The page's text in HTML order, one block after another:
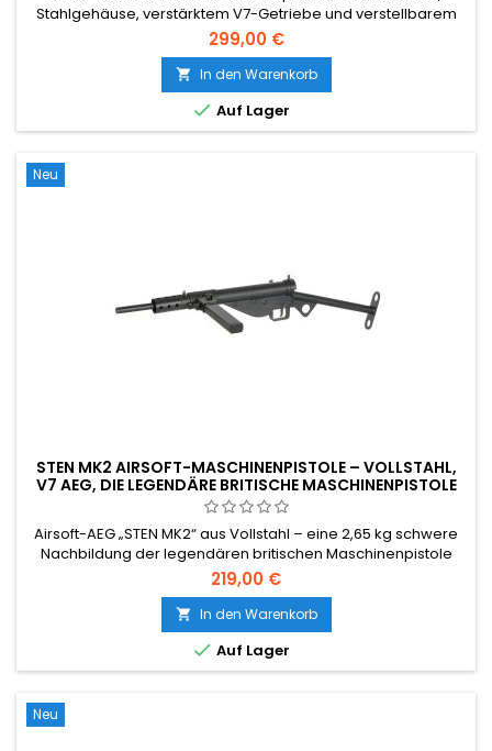
Stahlgehäuse, verstärktem V7-Getriebe und verstellbarem
Hop-Up. Perfekt für WWII-Loadouts und Sammler.
299,00 €
 In den Warenkorb
 Auf Lager
Neu
STEN MK2 AIRSOFT-MASCHINENPISTOLE – VOLLSTAHL,
V7 AEG, DIE LEGENDÄRE BRITISCHE MASCHINENPISTOLE
AUS DEM ZWEITEN WELTKRIEG
Airsoft-AEG „STEN MK2“ aus Vollstahl – eine 2,65 kg schwere
Nachbildung der legendären britischen Maschinenpistole
aus dem Zweiten Weltkrieg. Verstärktes V7-Getriebe, 6,03-
mm-Präzisionslauf, einstellbares Hop-Up, ~350 FPS (1,14 J) mit
0,20-g-BBs, ausschließlich Vollautomatik, inklusive 50-
Schuss-Stahl-Mid-Cap.
219,00 €
 In den Warenkorb
 Auf Lager
Neu